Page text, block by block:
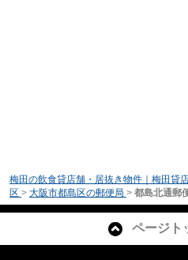
梅田の飲食貸店舗・居抜き物件｜梅田貸
区 > 大阪市都島区の郵便局 > 都島北通郵
ページト